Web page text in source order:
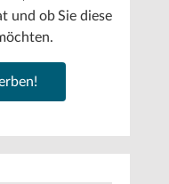
und ob Sie diese